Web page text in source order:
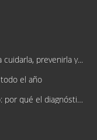
prevenirla y...
el año
Tratamiento facial personalizado en Logroño: por qué el diagnóstico lo cambia...